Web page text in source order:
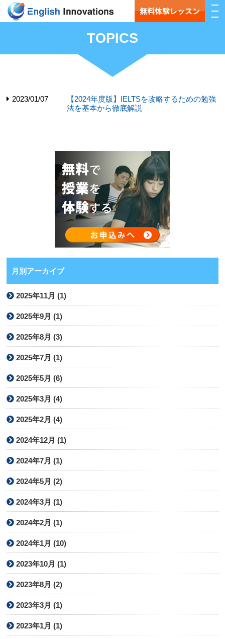
無料体験レッスン
TOPICS
2023/01/07
【2024年度版】IELTSを攻略するための勉強
法を基本から徹底解説
月別アーカイブ
2025年11月 (1)
2025年9月 (1)
2025年8月 (3)
2025年7月 (1)
2025年5月 (6)
2025年3月 (4)
2025年2月 (4)
2024年12月 (1)
2024年7月 (1)
2024年5月 (2)
2024年3月 (1)
2024年2月 (1)
2024年1月 (10)
2023年10月 (1)
2023年8月 (2)
2023年3月 (1)
2023年1月 (1)